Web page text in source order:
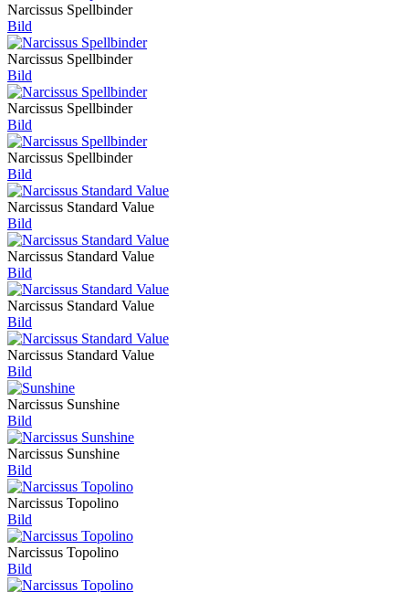
Narcissus Spellbinder
Bild
Narcissus Spellbinder
Bild
Narcissus Spellbinder
Bild
Narcissus Spellbinder
Bild
Narcissus Standard Value
Bild
Narcissus Standard Value
Bild
Narcissus Standard Value
Bild
Narcissus Standard Value
Bild
Narcissus Sunshine
Bild
Narcissus Sunshine
Bild
Narcissus Topolino
Bild
Narcissus Topolino
Bild